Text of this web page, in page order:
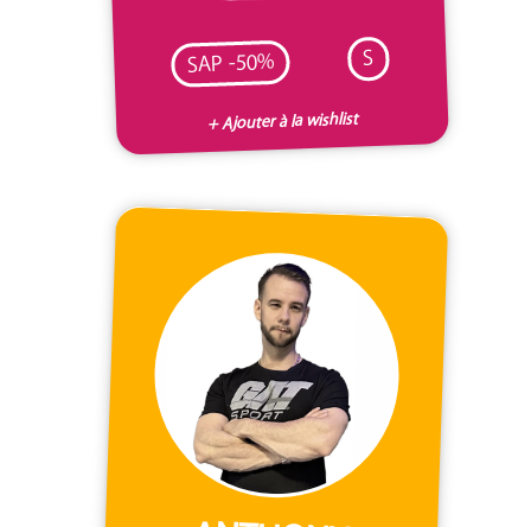
SAP -50% S
+ Ajouter à la wishlist